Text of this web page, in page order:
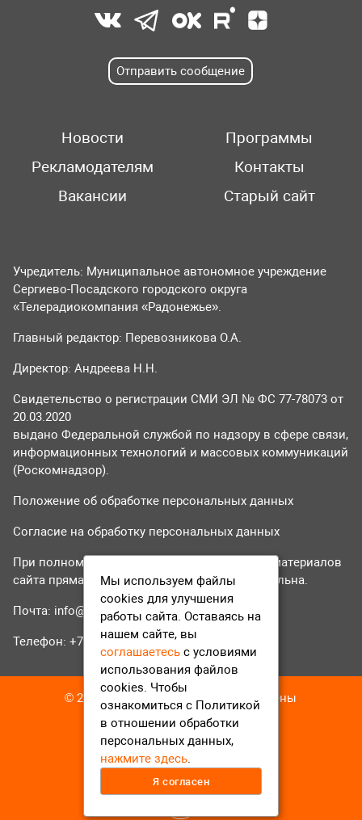
Отправить сообщение
Новости
Программы
Рекламодателям
Контакты
Вакансии
Старый сайт
Учредитель: Муниципальное автономное учреждение
Сергиево-Посадского городского округа
«Телерадиокомпания «Радонежье».
Главный редактор: Перевозникова О.А.
Директор: Андреева Н.Н.
Свидетельство о регистрации СМИ ЭЛ № ФС 77-78073 от
20.03.2020
выдано Федеральной службой по надзору в сфере связи,
информационных технологий и массовых коммуникаций
(Роскомнадзор).
Положение об обработке персональных данных
Согласие на обработку персональных данных
При полном или частичном использовании материалов
сайта прямая гиперссылка на tvr24.tv обязательна.
Почта: info@tvr24.tv
Телефон: +7 (496) 551-04-95
© 2016-2023 ТВР24 Все права защищены
Мы используем файлы
cookies для улучшения
работы сайта. Оставаясь на
нашем сайте, вы
соглашаетесь с условиями
использования файлов
cookies. Чтобы
ознакомиться с Политикой
в отношении обработки
персональных данных,
нажмите здесь.
Я согласен